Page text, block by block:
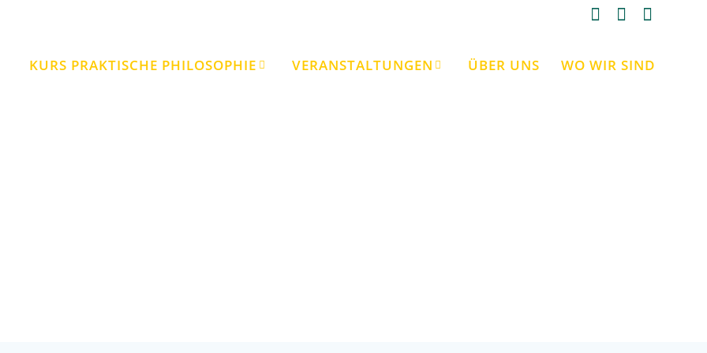
KURS PRAKTISCHE PHILOSOPHIE VERANSTALTUNGEN ÜBER UNS WO WIR SIND